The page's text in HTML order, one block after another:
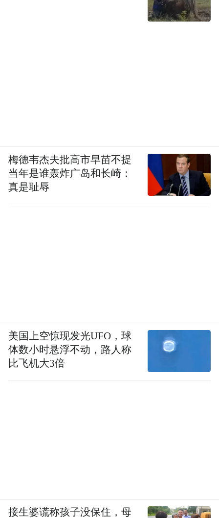
梅德韦杰夫批高市早苗不提
当年是谁轰炸广岛和长崎：
真是耻辱
美国上空惊现发光UFO，球
体数小时悬浮不动，路人称
比飞机大3倍
接生婆谎称孩子没保住，母